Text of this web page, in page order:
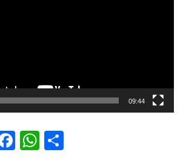
09:44
F W